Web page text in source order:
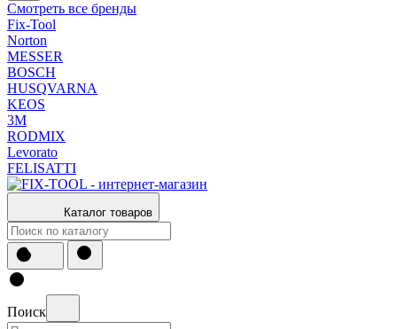
Смотреть все бренды
Fix-Tool
Norton
MESSER
BOSCH
HUSQVARNA
KEOS
3М
RODMIX
Levorato
FELISATTI
Каталог товаров
Поиск